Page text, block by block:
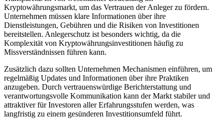
Kryptowährungsmarkt, um das Vertrauen der Anleger zu fördern.
Unternehmen müssen klare Informationen über ihre
Dienstleistungen, Gebühren und die Risiken von Investitionen
bereitstellen. Anlegerschutz ist besonders wichtig, da die
Komplexität von Kryptowährungsinvestitionen häufig zu
Missverständnissen führen kann.
Zusätzlich dazu sollten Unternehmen Mechanismen einführen, um
regelmäßig Updates und Informationen über ihre Praktiken
anzugeben. Durch vertrauenswürdige Berichterstattung und
verantwortungsvolle Kommunikation kann der Markt stabiler und
attraktiver für Investoren aller Erfahrungsstufen werden, was
langfristig zu einem gesünderen Investitionsumfeld führt.